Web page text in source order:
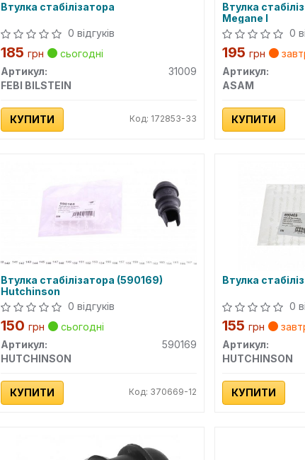
Втулка стабілізатора
0 відгуків
185 грн
сьогодні
Артикул:
31009
FEBI BILSTEIN
КУПИТИ Код: 172853-33
Втулка
Megane I
0
195 грн
Артикул:
ASAM
КУПИТИ
Втулка стабілізатора (590169)
Hutchinson
0 відгуків
150 грн
сьогодні
Артикул:
590169
HUTCHINSON
КУПИТИ Код: 370669-12
Втулка
0
155 грн
Артикул:
HUTCHINSON
КУПИТИ